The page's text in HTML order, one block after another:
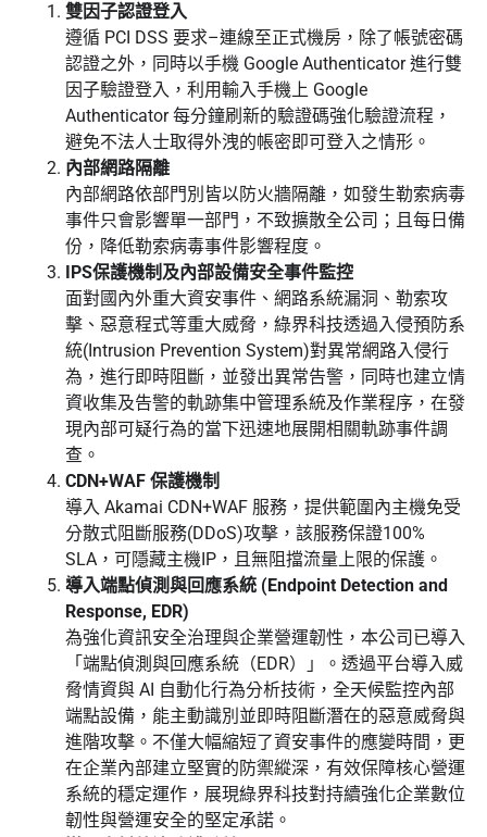
雙因子認證登入
遵循 PCI DSS 要求–連線至正式機房，除了帳號密碼
認證之外，同時以手機 Google Authenticator 進行雙
因子驗證登入，利用輸入手機上 Google
Authenticator 每分鐘刷新的驗證碼強化驗證流程，
避免不法人士取得外洩的帳密即可登入之情形。
內部網路隔離
內部網路依部門別皆以防火牆隔離，如發生勒索病毒
事件只會影響單一部門，不致擴散全公司；且每日備
份，降低勒索病毒事件影響程度。
IPS保護機制及內部設備安全事件監控
面對國內外重大資安事件、網路系統漏洞、勒索攻
擊、惡意程式等重大威脅，綠界科技透過入侵預防系
統(Intrusion Prevention System)對異常網路入侵行
為，進行即時阻斷，並發出異常告警，同時也建立情
資收集及告警的軌跡集中管理系統及作業程序，在發
現內部可疑行為的當下迅速地展開相關軌跡事件調
查。
CDN+WAF 保護機制
導入 Akamai CDN+WAF 服務，提供範圍內主機免受
分散式阻斷服務(DDoS)攻擊，該服務保證100%
SLA，可隱藏主機IP，且無阻擋流量上限的保護。
導入端點偵測與回應系統 (Endpoint Detection and
Response, EDR)
為強化資訊安全治理與企業營運韌性，本公司已導入
「端點偵測與回應系統（EDR）」。透過平台導入威
脅情資與 AI 自動化行為分析技術，全天候監控內部
端點設備，能主動識別並即時阻斷潛在的惡意威脅與
進階攻擊。不僅大幅縮短了資安事件的應變時間，更
在企業內部建立堅實的防禦縱深，有效保障核心營運
系統的穩定運作，展現綠界科技對持續強化企業數位
韌性與營運安全的堅定承諾。